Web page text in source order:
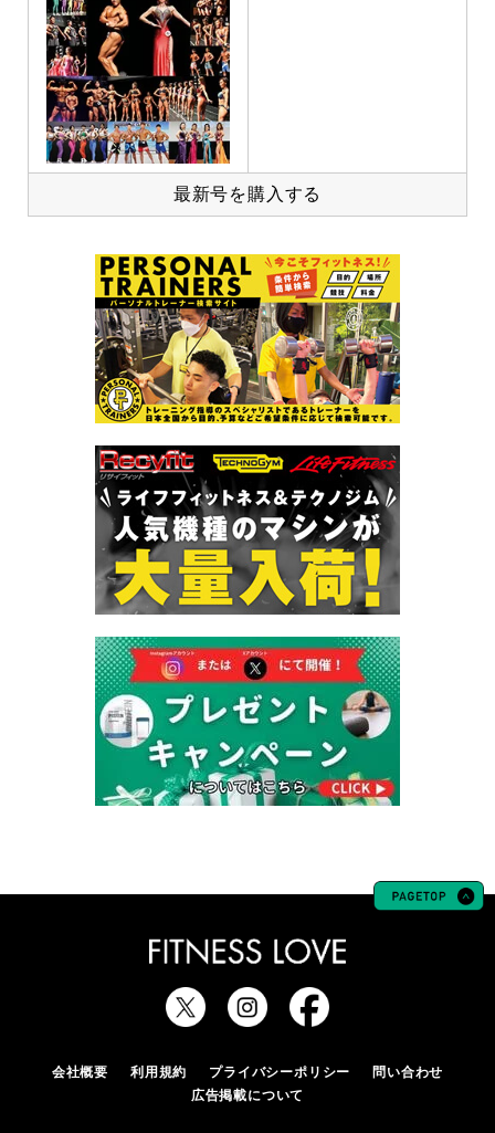
最新号を購入する
会社概要 利用規約 プライバシーポリシー
問い合わせ
広告掲載について